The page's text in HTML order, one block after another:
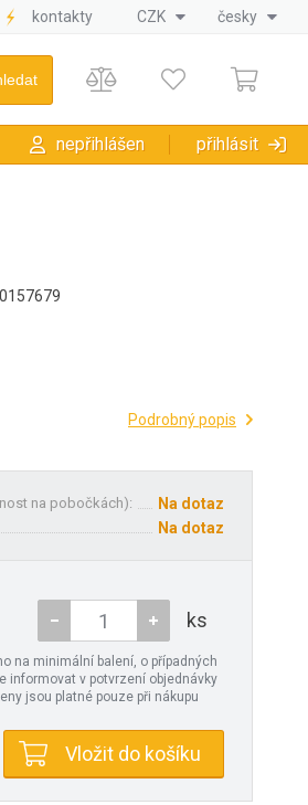
kontakty CZK česky
nepřihlášen přihlásit
Podrobný popis
na pobočkách):
Na dotaz
Na dotaz
ks
na minimální balení, o případných
informovat v potvrzení objednávky
jsou platné pouze při nákupu
Vložit do košíku